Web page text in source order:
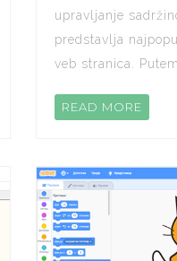
upravljanje
predstavlja
veb stranica.
READ MORE